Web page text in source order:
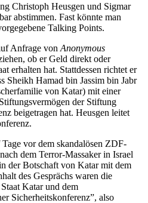
Christoph Heusgen und Sigmar
abstimmen. Fast könnte man
Talking Points.
Anfrage von Anonymous
ob er Geld direkt oder
erhalten hat. Stattdessen richtet er
Sheikh Hamad bin Jassim bin Jabr
von Katar) mit einer
der Stiftung
beigetragen hat. Heusgen leitet
vor dem skandalösen ZDF-
dem Terror-Massaker in Israel
der Botschaft von Katar mit dem
des Gesprächs waren die
Katar und dem
Sicherheitskonferenz”, also